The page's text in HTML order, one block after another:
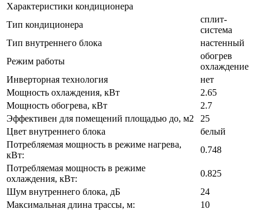
Характеристики кондиционера
Тип кондиционера
сплит-
система
Тип внутреннего блока
настенный
Режим работы
обогрев
охлаждение
Инверторная технология
нет
Мощность охлаждения, кВт
2.65
Мощность обогрева, кВт
2.7
Эффективен для помещений площадью до, м2
25
Цвет внутреннего блока
белый
Потребляемая мощность в режиме нагрева,
кВт:
0.748
Потребляемая мощность в режиме
охлаждения, кВт:
0.825
Шум внутреннего блока, дБ
24
Максимальная длина трассы, м:
10